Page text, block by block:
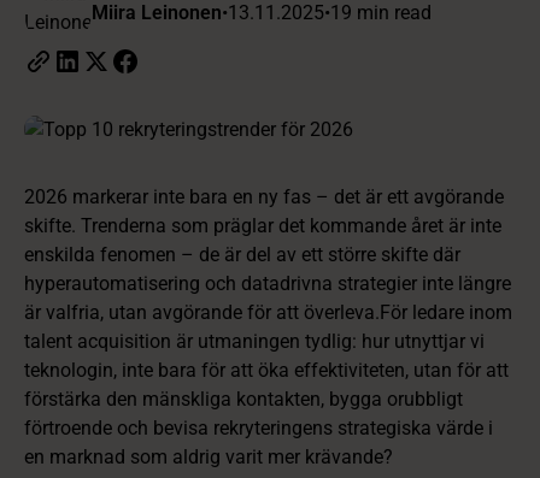
Miira Leinonen•13.11.2025•19 min read
2026 markerar inte bara en ny fas – det är ett avgörande
skifte. Trenderna som präglar det kommande året är inte
enskilda fenomen – de är del av ett större skifte där
hyperautomatisering och datadrivna strategier inte längre
är valfria, utan avgörande för att överleva.För ledare inom
talent acquisition är utmaningen tydlig: hur utnyttjar vi
teknologin, inte bara för att öka effektiviteten, utan för att
förstärka den mänskliga kontakten, bygga orubbligt
förtroende och bevisa rekryteringens strategiska värde i
en marknad som aldrig varit mer krävande?